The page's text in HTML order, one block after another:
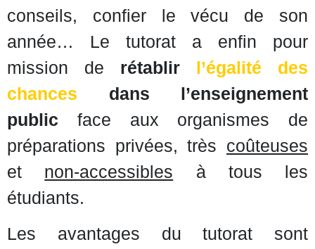
conseils, confier le vécu de son
année… Le tutorat a enfin pour
mission de rétablir l’égalité des
chances dans l’enseignement
public face aux organismes de
préparations privées, très coûteuses
et non-accessibles à tous les
étudiants.
Les avantages du tutorat sont